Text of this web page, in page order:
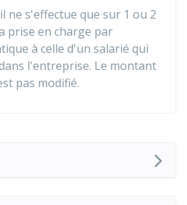
ne s'effectue que sur 1 ou 2
prise en charge par
à celle d'un salarié qui
l'entreprise. Le montant
pas modifié.